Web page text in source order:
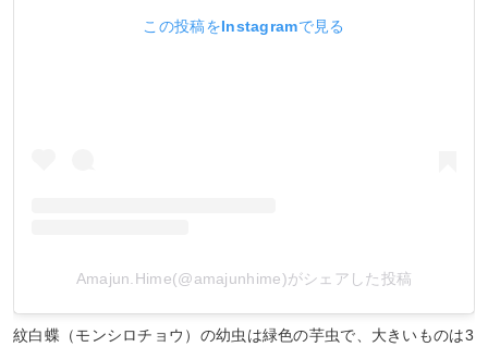
この投稿をInstagramで見る
Amajun.Hime(@amajunhime)がシェアした投稿
紋白蝶（モンシロチョウ）の幼虫は緑色の芋虫で、大きいものは3